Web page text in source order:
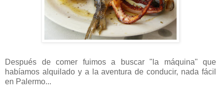
Después de comer fuimos a buscar "la máquina" que
habíamos alquilado y a la aventura de conducir, nada fácil
en Palermo...